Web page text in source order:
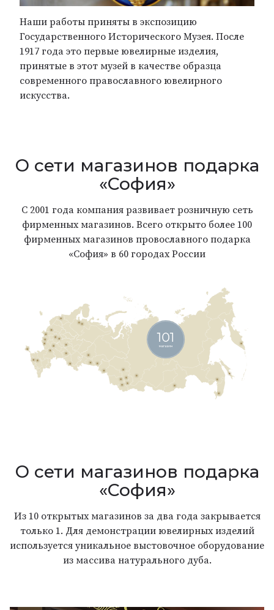
Наши работы приняты в экспозицию
Государственного Исторического Музея. После
1917 года это первые ювелирные изделия,
принятые в этот музей в качестве образца
современного православного ювелирного
искусства.
О сети магазинов подарка
«София»
С 2001 года компания развивает розничную сеть
фирменных магазинов. Всего открыто более 100
фирменных магазинов провославного подарка
«София» в 60 городах России
О сети магазинов подарка
«София»
Из 10 открытых магазинов за два года закрывается
только 1. Для демонстрации ювелирных изделий
используется уникальное выстовочное оборудование
из массива натурального дуба.